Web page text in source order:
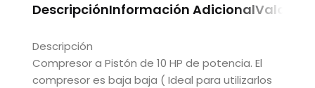
DescripciónInformación Adicional
Descripción
Compresor a Pistón de 10 HP de potencia. El
compresor es baja baja ( Ideal para utilizarlos